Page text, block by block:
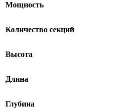
Мощность
Количество секций
Высота
Длина
Глубина